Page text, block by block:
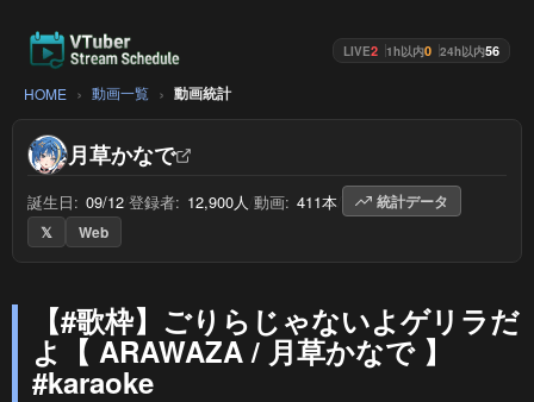
LIVE2 1h以内0 24h以内56
HOME 動画一覧 動画統計
月草かなで
誕生日: 09/12 登録者: 12,900人 動画: 411本
統計データ
𝕏
Web
【#歌枠】ごりらじゃないよゲリラだ
よ【 ARAWAZA / 月草かなで 】
#karaoke